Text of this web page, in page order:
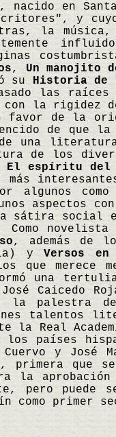
nacido en
y
la
, Un manojito
su Historia de
las
con la rigidez
favor de la
de
de una
de los
El espíritu del
algunos
aspectos
sátira social
, además de
yVersos en
que merece
una
José Caicedo
la palestra
talentos
la Real
los países
y José
primera que
la
pero puede
como primer